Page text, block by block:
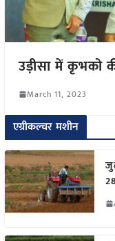
उड़ीसा में कृभको
March 11, 2023
एग्रीकल्चर मशीन